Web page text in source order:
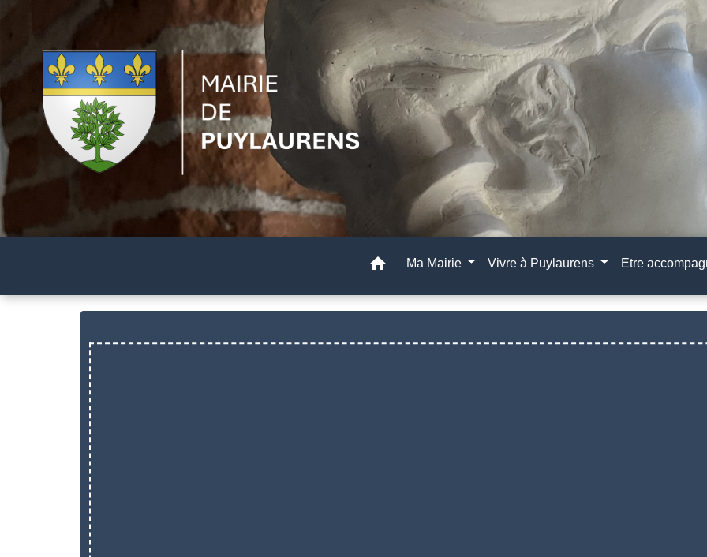
home Ma Mairie Vivre à Puylaurens Etre